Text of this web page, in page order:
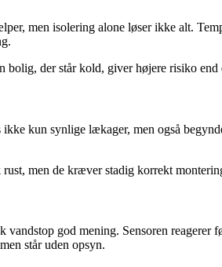
men isolering alone løser ikke alt.
der står kold, giver højere risiko
ikke kun synlige lækager, men også
men de kræver stadig korrekt
god mening. Sensoren reagerer
står uden opsyn.